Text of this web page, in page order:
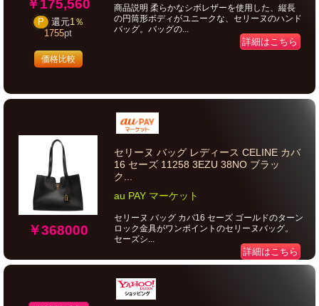
￥175,560
P 還元1％
1755pt
価格比較
商品説明 柔らかなシボレザーを使用した、縦長
の円筒形ボディがユニークな、セリーヌのハンド
バッグ。バッグの...
詳細はこちら
￥368000
セリーヌ バッグ レディース CELINE カバ
16 セーズ 11258 3EZU 38NO ブラッ
ク...
au PAY マーケット
セリーヌ バッグ カバ16 セーズ ゴールドのターン
ロック金具がワンポイントのセリーヌバッグ。
セーズシ...
詳細はこちら